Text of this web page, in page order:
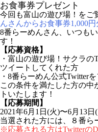
お食事券プレゼント
今回も富山の遊び場！をご
んさんからお食事券1,000
8番らーめんさん、いつも
す！
【応募資格】
・富山の遊び場！サクラの
ツイートしてくれた方
・8番らーめん公式Twitter
この条件を満たした方の中
トいたします！
【応募期間】
2021年6月1日(火)〜6月13日
当選された方には、８番ら
※応募される方はTwitterの